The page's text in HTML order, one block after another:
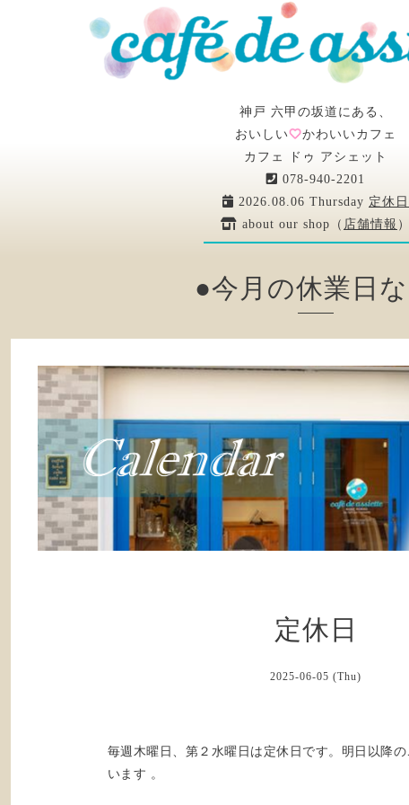
神戸 六甲の坂道にある、
おいしい
かわいいカフェ
カフェ ドゥ アシェット
078-940-2201
2026.08.06 Thursday 定休日
about our shop（ 店舗情報
●今月の休業日
定休日
2025-06-05 (Thu)
毎週木曜日、第２水曜日は定休日です。明日以降
います 。